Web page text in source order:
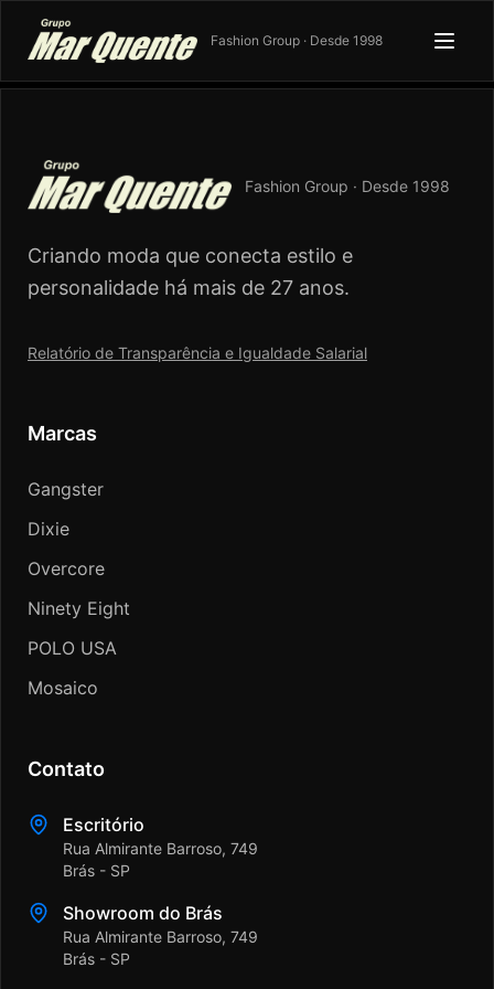
Fashion Group · Desde 1998
Fashion Group · Desde 1998
Criando moda que conecta estilo e
personalidade há mais de 27 anos.
Relatório de Transparência e Igualdade Salarial
Marcas
Gangster
Dixie
Overcore
Ninety Eight
POLO USA
Mosaico
Contato
Escritório
Rua Almirante Barroso, 749
Brás - SP
Showroom do Brás
Rua Almirante Barroso, 749
Brás - SP